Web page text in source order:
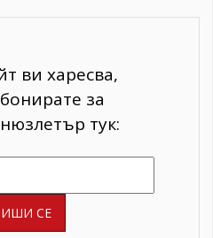
ви харесва,
за
тук: